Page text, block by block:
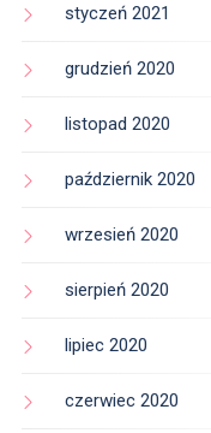
styczeń 2021
grudzień 2020
listopad 2020
październik 2020
wrzesień 2020
sierpień 2020
lipiec 2020
czerwiec 2020